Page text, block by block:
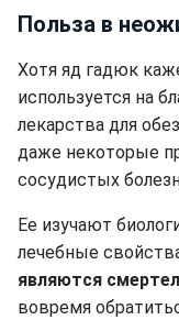
Польза в
Хотя яд гадюк
используется на
лекарства для
даже некоторые
сосудистых
Ее изучают
лечебные
являются
вовремя